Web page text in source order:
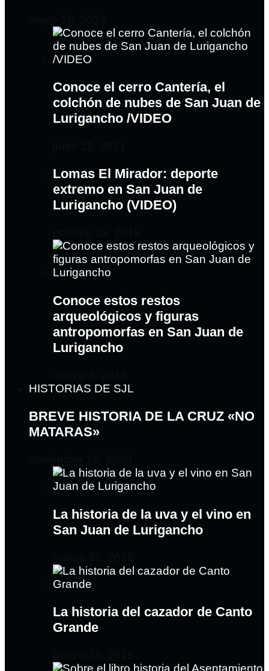
Conoce el cerro Cantería, el
colchón de nubes de San Juan de
Lurigancho /VIDEO
Lomas El Mirador: deporte
extremo en San Juan de
Lurigancho (VIDEO)
Conoce estos restos
arqueológicos y figuras
antropomorfas en San Juan de
Lurigancho
HISTORIAS DE SJL
BREVE HISTORIA DE LA CRUZ «NO
MATARAS»
La historia de la uva y el vino en
San Juan de Lurigancho
La historia del cazador de Canto
Grande